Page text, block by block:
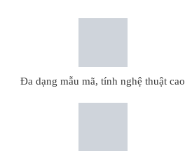
Đa dạng mẫu mã, tính nghệ thuật cao